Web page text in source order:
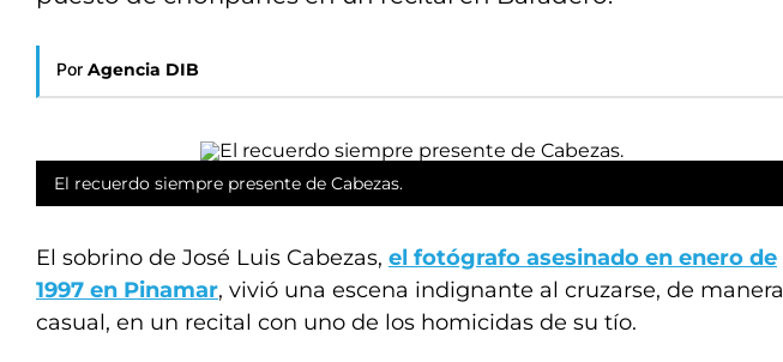
Por Agencia DIB
El recuerdo siempre presente de Cabezas.
El sobrino de José Luis Cabezas, el fotógrafo asesinado en enero de
1997 en Pinamar, vivió una escena indignante al cruzarse, de manera
casual, en un recital con uno de los homicidas de su tío.